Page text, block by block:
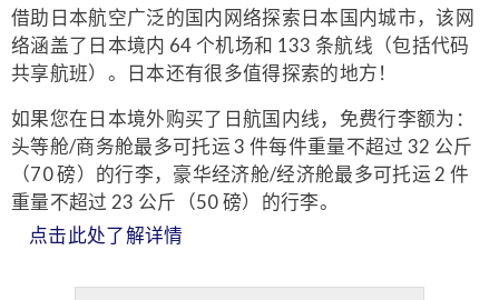
借助日本航空广泛的国内网络探索日本国内城市，该网
络涵盖了日本境内 64 个机场和 133 条航线（包括代码
共享航班）。日本还有很多值得探索的地方！
如果您在日本境外购买了日航国内线，免费行李额为：
头等舱/商务舱最多可托运 3 件每件重量不超过 32 公斤
（70 磅）的行李，豪华经济舱/经济舱最多可托运 2 件
重量不超过 23 公斤（50 磅）的行李。
点击此处了解详情